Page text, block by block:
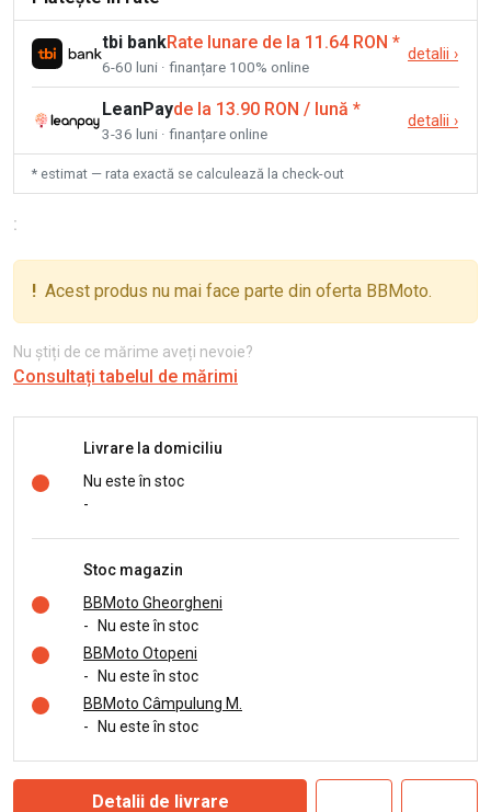
tbi bankRate lunare de la 11.64 RON *
6-60 luni · finanțare 100% online
detalii ›
LeanPayde la 13.90 RON / lună *
3-36 luni · finanțare online
detalii ›
* estimat — rata exactă se calculează la check-out
:
! Acest produs nu mai face parte din oferta BBMoto.
Nu știți de ce mărime aveți nevoie?
Consultați tabelul de mărimi
Livrare la domiciliu
Nu este în stoc
-
Stoc magazin
BBMoto Gheorgheni
-
Nu este în stoc
BBMoto Otopeni
-
Nu este în stoc
BBMoto Câmpulung M.
-
Nu este în stoc
Detalii de livrare